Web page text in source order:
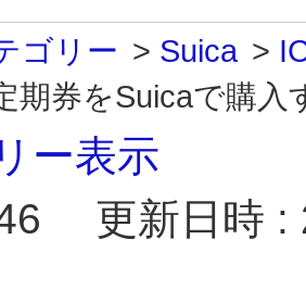
ゴリー > Suica >
期券をSuicaで購
ー表示
更新日時 :